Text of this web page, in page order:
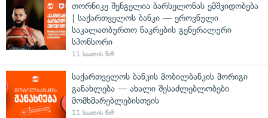
თორნიკე შენგელია ბარსელონას ემშვიდობება
| საქართველოს ბანკი — ეროვნული
საკალათბურთო ნაკრების გენერალური
სპონსორი
11 საათის წინ
საქართველოს ბანკის მობილბანკის მორიგი
განახლება — ახალი შესაძლებლობები
მომხმარებლებისთვის
11 საათის წინ